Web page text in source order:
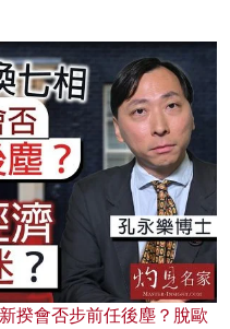
揆會否步前任後塵？脫歐